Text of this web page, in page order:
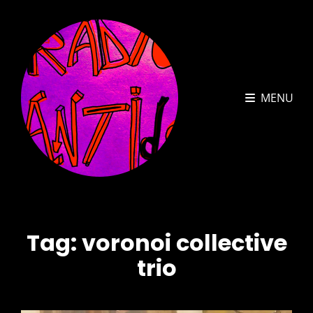
MENU
Tag:voronoi collective
trio